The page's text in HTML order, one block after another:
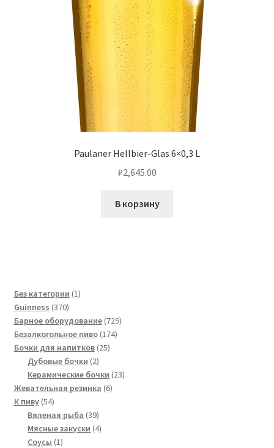
Paulaner Hellbier-Glas 6×0,3 L
₽2,645.00
В корзину
Без категории 11
Guinness 370370
товаров
Барное оборудование 729729
Безалкогольное пиво 174174
Бочки для напитков 2525
Дубовые бочки 22
товара
Керамические бочки 2323
Жевательная резинка 66
К пиву 5454
товара
Вяленая рыба 3939
товаров
Мясные закуски 44
Соусы 11